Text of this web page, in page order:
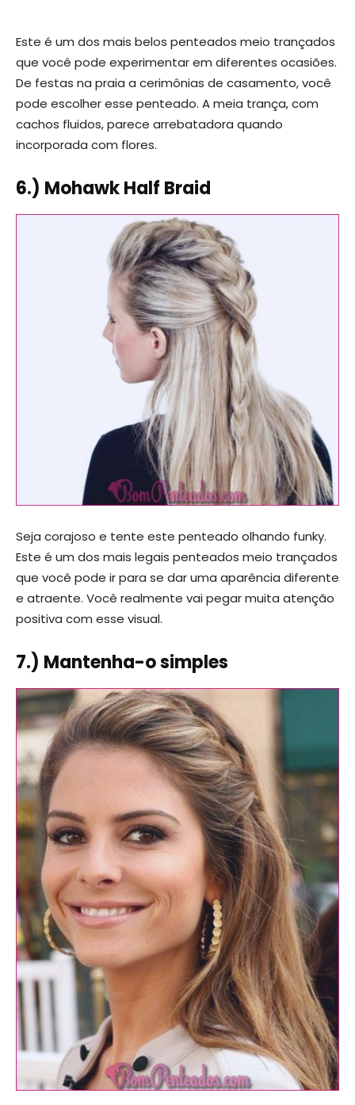
Este é um dos mais belos penteados meio trançados
que você pode experimentar em diferentes ocasiões.
De festas na praia a cerimônias de casamento, você
pode escolher esse penteado. A meia trança, com
cachos fluidos, parece arrebatadora quando
incorporada com flores.
6.) Mohawk Half Braid
Seja corajoso e tente este penteado olhando funky.
Este é um dos mais legais penteados meio trançados
que você pode ir para se dar uma aparência diferente
e atraente. Você realmente vai pegar muita atenção
positiva com esse visual.
7.) Mantenha-o simples